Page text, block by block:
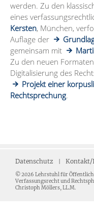
werden. Zu den
eines
Kersten, München,
Auflage der
gemeinsam mit
Zu den neuen
Digitalisierung des
Projekt einer
Rechtsprechung.
Datenschutz Kontakt/
© 2026 Lehrstuhl für
Verfassungsrecht und
Christoph Möllers, LL.M.